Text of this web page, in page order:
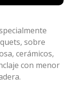
sobre
cerámicos,
con menor